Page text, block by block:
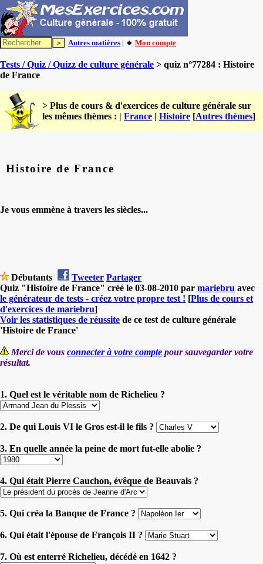
Autres matières | 🔸 Mon compte
Tests / Quiz / Quizz de culture générale > quiz n°77284 : Histoire
de France
> Plus de cours & d'exercices de culture générale sur
les mêmes thèmes : | France | Histoire [Autres thèmes]
Histoire de France
Je vous emmène à travers les siècles...
Débutants Tweeter Partager
Quiz "Histoire de France" créé le 03-08-2010 par mariebru avec
le générateur de tests - créez votre propre test ! [Plus de cours et
d'exercices de mariebru]
Voir les statistiques de réussite de ce test de culture générale
'Histoire de France'
Merci de vous connecter à votre compte pour sauvegarder votre
résultat.
1. Quel est le véritable nom de Richelieu ?
2. De qui Louis VI le Gros est-il le fils ?
3. En quelle année la peine de mort fut-elle abolie ?
4. Qui était Pierre Cauchon, évêque de Beauvais ?
5. Qui créa la Banque de France ?
6. Qui était l'épouse de François II ?
7. Où est enterré Richelieu, décédé en 1642 ?